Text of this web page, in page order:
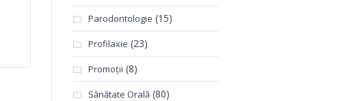
Parodontologie (15)
Profilaxie (23)
Promoții (8)
Sănătate Orală(80)